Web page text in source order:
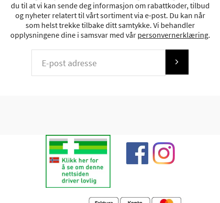
du til at vi kan sende deg informasjon om rabattkoder, tilbud
og nyheter relatert til vårt sortiment via e-post. Du kan når
som helst trekke tilbake ditt samtykke. Vi behandler
opplysningene dine i samsvar med vår personvernerklæring.